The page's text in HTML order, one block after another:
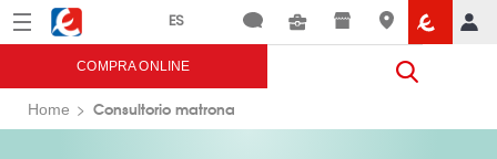
Menú Eroski
COMPRA ONLINE
Home Consultorio matrona